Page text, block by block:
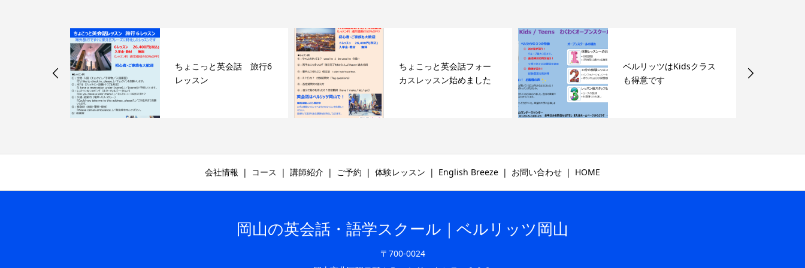
ちょこっと英会話 旅行6
レッスン
ちょこっと英会話フォー
カスレッスン始めました
ベルリッツはKidsクラス
も得意です
会社情報 コース 講師紹介 ご予約 体験レッスン English Breeze お問い合わせ HOME
岡山の英会話・語学スクール｜ベルリッツ岡山
〒700-0024